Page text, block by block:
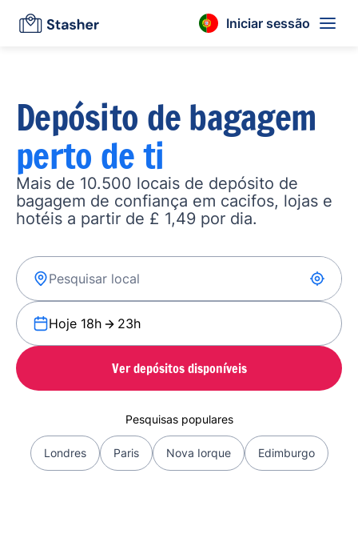
Iniciar sessão
Depósito de bagagem
perto de ti
Mais de 10.500 locais de depósito de
bagagem de confiança em cacifos, lojas e
hotéis a partir de £ 1,49 por dia.
Hoje 18h 23h
Ver depósitos disponíveis
Pesquisas populares
Londres Paris Nova Iorque Edimburgo